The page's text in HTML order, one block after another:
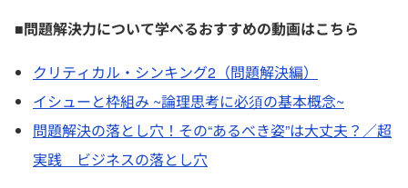
■問題解決力について学べるおすすめの動画はこちら
クリティカル・シンキング2（問題解決編）
イシューと枠組み ~論理思考に必須の基本概念~
問題解決の落とし穴！その“あるべき姿”は大丈夫？／超
実践 ビジネスの落とし穴